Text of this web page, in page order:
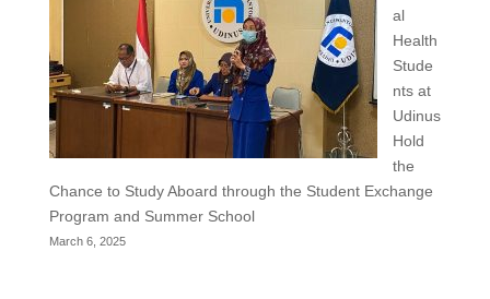
al
Health
Stude
nts at
Udinus
Hold
the
Chance to Study Aboard through the Student Exchange
Program and Summer School
March 6, 2025